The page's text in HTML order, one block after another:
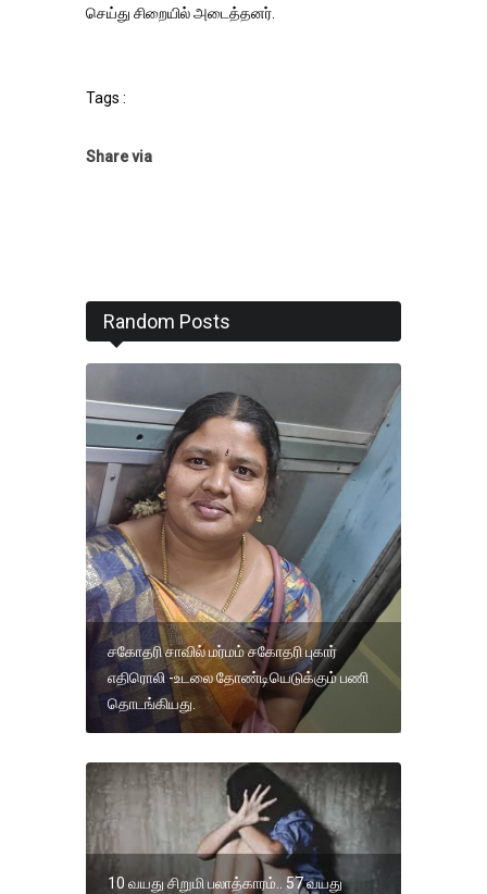
செய்து சிறையில் அடைத்தனர்.
Tags :
Share via
Random Posts
சகோதரி சாவில் மர்மம் சகோதரி புகார்
எதிரொலி -உடலை தோண்டியெடுக்கும் பணி
தொடங்கியது.
10 வயது சிறுமி பலாத்காரம்.. 57 வயது